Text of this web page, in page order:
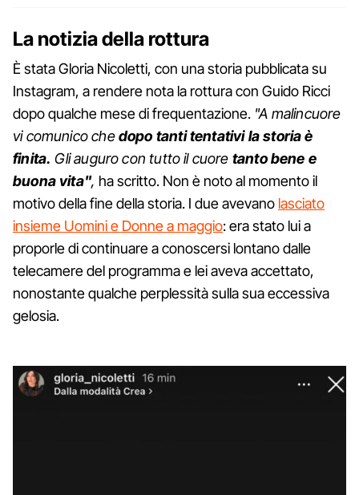
La notizia della rottura
È stata Gloria Nicoletti, con una storia pubblicata su
Instagram, a rendere nota la rottura con Guido Ricci
dopo qualche mese di frequentazione. "A malincuore
vi comunico chedopo tanti tentativi la storia è
finita. Gli auguro con tutto il cuore tanto bene e
buona vita", ha scritto. Non è noto al momento il
motivo della fine della storia. I due avevano lasciato
insieme Uomini e Donne a maggio: era stato lui a
proporle di continuare a conoscersi lontano dalle
telecamere del programma e lei aveva accettato,
nonostante qualche perplessità sulla sua eccessiva
gelosia.